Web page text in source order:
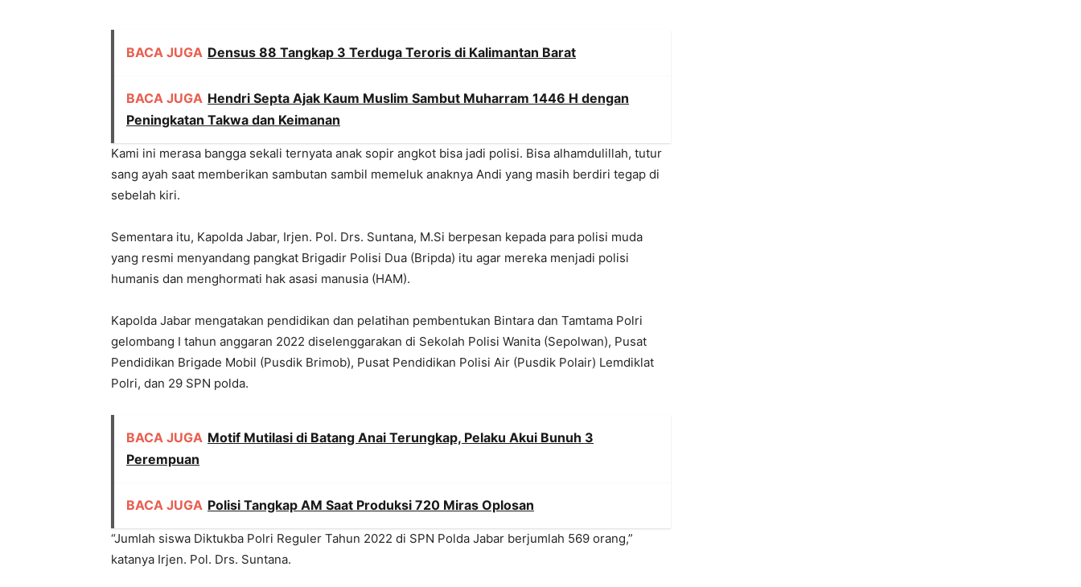
BACA JUGA Densus 88 Tangkap 3 Terduga Teroris di Kalimantan Barat
BACA JUGA Hendri Septa Ajak Kaum Muslim Sambut Muharram 1446 H dengan
Peningkatan Takwa dan Keimanan
Kami ini merasa bangga sekali ternyata anak sopir angkot bisa jadi polisi. Bisa alhamdulillah, tutur
sang ayah saat memberikan sambutan sambil memeluk anaknya Andi yang masih berdiri tegap di
sebelah kiri.
Sementara itu, Kapolda Jabar, Irjen. Pol. Drs. Suntana, M.Si berpesan kepada para polisi muda
yang resmi menyandang pangkat Brigadir Polisi Dua (Bripda) itu agar mereka menjadi polisi
humanis dan menghormati hak asasi manusia (HAM).
Kapolda Jabar mengatakan pendidikan dan pelatihan pembentukan Bintara dan Tamtama Polri
gelombang I tahun anggaran 2022 diselenggarakan di Sekolah Polisi Wanita (Sepolwan), Pusat
Pendidikan Brigade Mobil (Pusdik Brimob), Pusat Pendidikan Polisi Air (Pusdik Polair) Lemdiklat
Polri, dan 29 SPN polda.
BACA JUGA Motif Mutilasi di Batang Anai Terungkap, Pelaku Akui Bunuh 3
Perempuan
BACA JUGA Polisi Tangkap AM Saat Produksi 720 Miras Oplosan
“Jumlah siswa Diktukba Polri Reguler Tahun 2022 di SPN Polda Jabar berjumlah 569 orang,”
katanya Irjen. Pol. Drs. Suntana.